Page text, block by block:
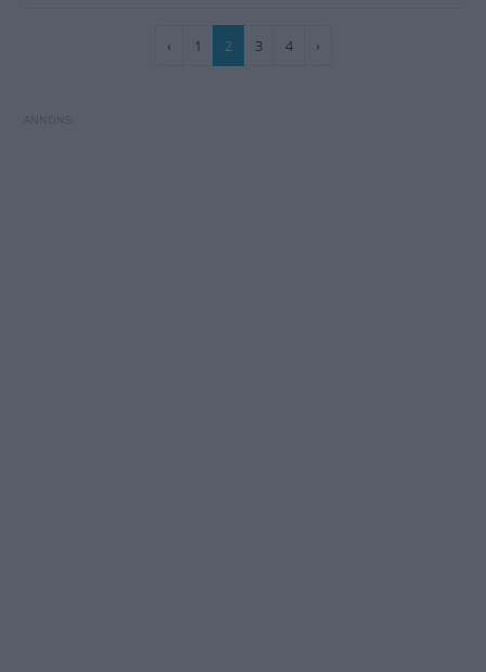
Föregående
‹ Sida
1
Nuvarande
2 Sida
3 Sida
4
Nästa
›